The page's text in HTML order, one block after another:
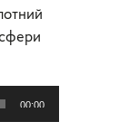
сфери
00:00